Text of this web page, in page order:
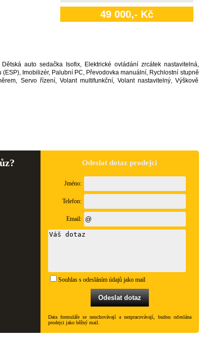
49 000,- Kč
auto sedačka Isofix, Elektrické ovládání zrcátek nastavitelná,
Imobilizér, Palubní PC, Převodovka manuální, Rychlostní stupně
Servo řízení, Volant multifunkční, Volant nastavitelný, Výškově
Odeslat dotaz prodejci
Jméno:
Telefon:
Email:
Souhlas s odesláním údajů jako mail
Data formuláře se neuchovávají a nezpracovávají, budou odeslána
prodejci jako běžný mail.